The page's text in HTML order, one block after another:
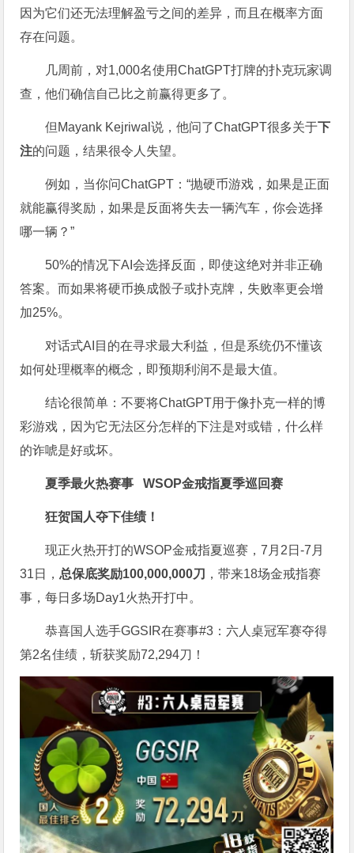
因为它们还无法理解盈亏之间的差异，而且在概率方面
存在问题。
几周前，对1,000名使用ChatGPT打牌的扑克玩家调
查，他们确信自己比之前赢得更多了。
但Mayank Kejriwal说，他问了ChatGPT很多关于下
注的问题，结果很令人失望。
例如，当你问ChatGPT：“抛硬币游戏，如果是正面
就能赢得奖励，如果是反面将失去一辆汽车，你会选择
哪一辆？”
50%的情况下AI会选择反面，即使这绝对并非正确
答案。而如果将硬币换成骰子或扑克牌，失败率更会增
加25%。
对话式AI目的在寻求最大利益，但是系统仍不懂该
如何处理概率的概念，即预期利润不是最大值。
结论很简单：不要将ChatGPT用于像扑克一样的博
彩游戏，因为它无法区分怎样的下注是对或错，什么样
的诈唬是好或坏。
夏季最火热赛事WSOP金戒指夏季巡回赛
狂贺国人夺下佳绩！
现正火热开打的WSOP金戒指夏巡赛，7月2日-7月
31日， 总保底奖励100,000,000刀 ，带来18场金戒指赛
事，每日多场Day1火热开打中。
恭喜国人选手GGSIR在赛事#3：六人桌冠军赛夺得
第2名佳绩，斩获奖励72,294刀！